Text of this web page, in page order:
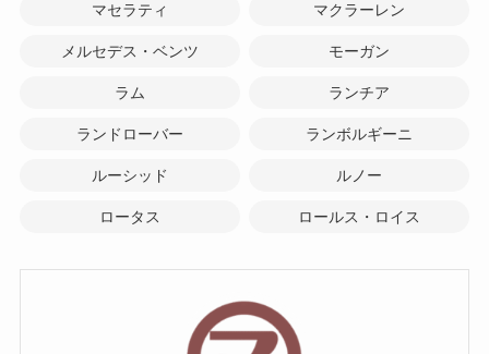
マセラティ マクラーレン
メルセデス・ベンツ モーガン
ラム ランチア
ランドローバー ランボルギーニ
ルーシッド ルノー
ロータス ロールス・ロイス